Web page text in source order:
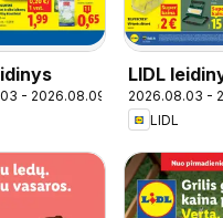
- 2026.08.09
LIDL
maisto
pasiūlymai
2026.08.03 -
LIDL